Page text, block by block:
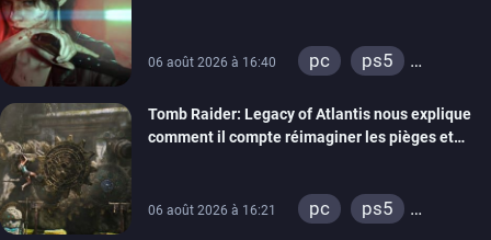
06 août 2026 à 16:40 pc
ps5
switch 2
Tomb Raider: Legacy of Atlantis nous explique
comment il compte réimaginer les pièges et
06 août 2026 à 16:21 pc
ps5